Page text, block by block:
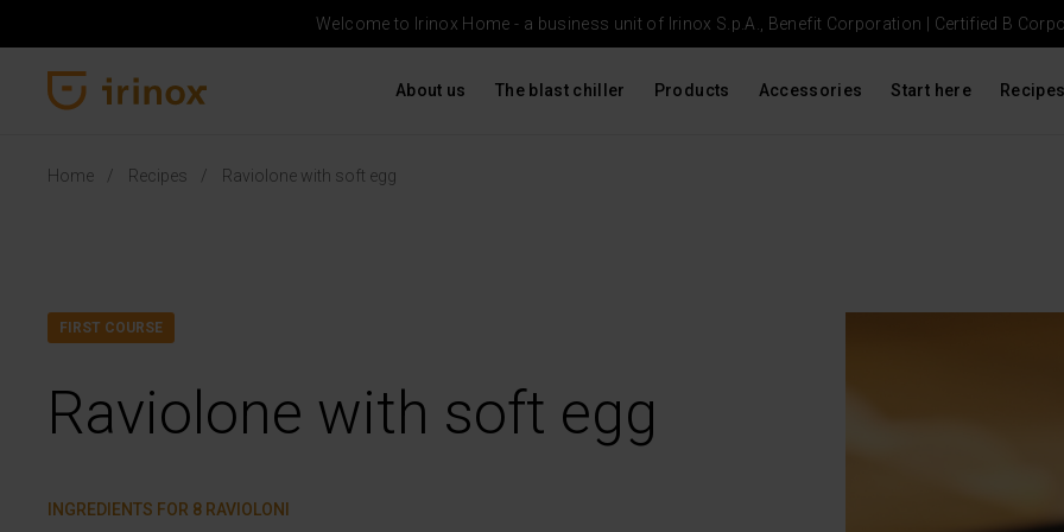
Welcome to Irinox Home - a business unit of Irinox S.p.A., Benefit Corporation | Certified B
About us The blast chiller Products Accessories Start here Recipes
Home Recipes Raviolone with soft egg
FIRST COURSE
Raviolone with soft egg
INGREDIENTS FOR 8 RAVIOLONI